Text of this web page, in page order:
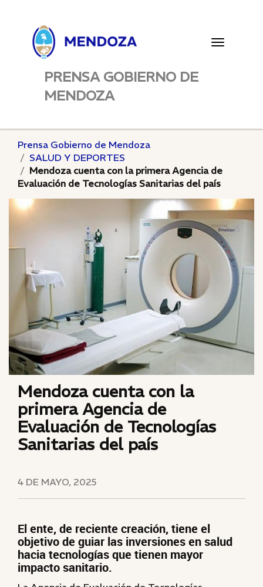
Toggle
PRENSA GOBIERNO DE
MENDOZA
Prensa Gobierno de Mendoza
SALUD Y DEPORTES
Mendoza cuenta con la primera Agencia de
Evaluación de Tecnologías Sanitarias del país
Mendoza cuenta con la
primera Agencia de
Evaluación de Tecnologías
Sanitarias del país
4 DE MAYO, 2025
El ente, de reciente creación, tiene el
objetivo de guiar las inversiones en salud
hacia tecnologías que tienen mayor
impacto sanitario.